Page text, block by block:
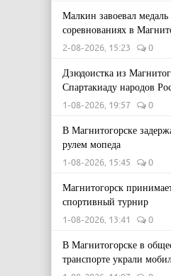
Малкин завоевал
соревнованиях в
2-08-2026, 15:23 0
Дзюдоистка из
Спартакиаду народов
1-08-2026, 19:57 0
В Магнитогорске
рулем мопеда
1-08-2026, 15:45 0
Магнитогорск
спортивный турнир
1-08-2026, 13:41 0
В Магнитогорске в
транспорте украли